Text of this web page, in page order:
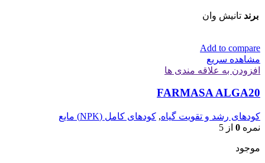
برند تانیش وان
Add to compare
مشاهده سریع
افزودن به علاقه مندی ها
FARMASA ALGA20
کودهای رشد و تقویت گیاه, کودهای کامل (NPK) مایع
نمره 0 از 5
موجود